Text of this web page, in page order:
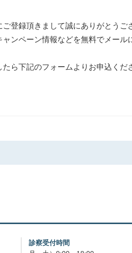
登録頂きまして誠にありがとうご
ンペーン情報などを無料でメール
ら下記のフォームよりお申込くだ
診察受付時間